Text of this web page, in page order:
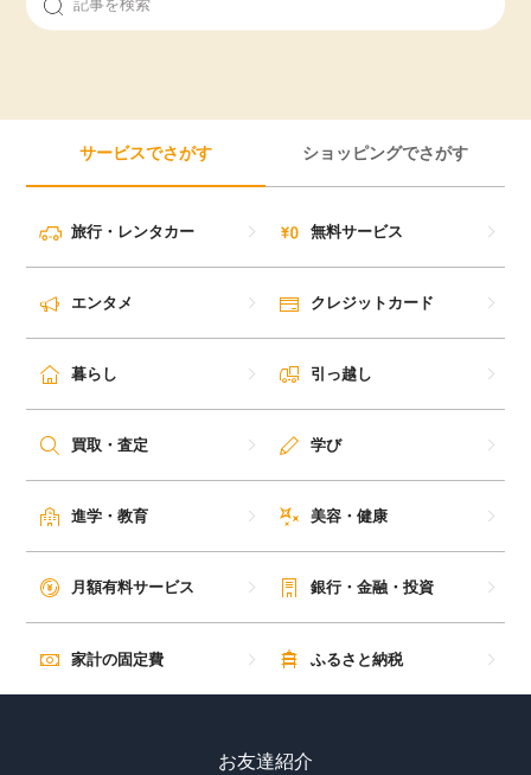
サービスでさがす ショッピングでさがす
旅行・レンタカー 無料サービス
エンタメ クレジットカード
暮らし 引っ越し
買取・査定 学び
進学・教育 美容・健康
月額有料サービス 銀行・金融・投資
家計の固定費 ふるさと納税
お友達紹介